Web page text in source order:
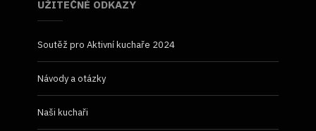
UŽITEČNÉ ODKAZY
Soutěž pro Aktivní kuchaře 2024
Návody a otázky
Naši kuchaři